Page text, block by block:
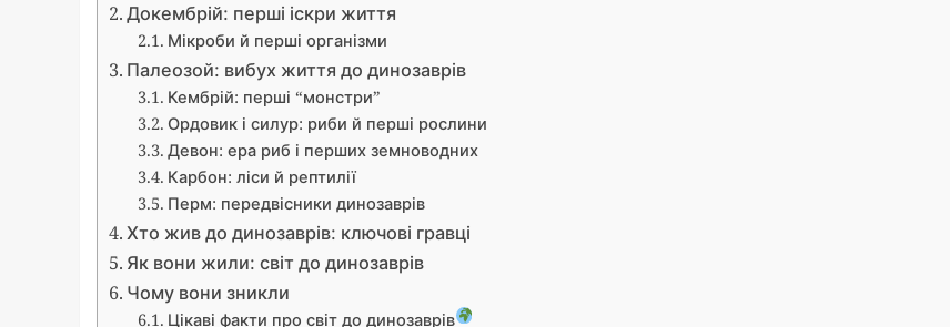
Докембрій: перші іскри життя
Мікроби й перші організми
Палеозой: вибух життя до динозаврів
Кембрій: перші “монстри”
Ордовик і силур: риби й перші рослини
Девон: ера риб і перших земноводних
Карбон: ліси й рептилії
Перм: передвісники динозаврів
Хто жив до динозаврів: ключові гравці
Як вони жили: світ до динозаврів
Чому вони зникли
Цікаві факти про світ до динозаврів